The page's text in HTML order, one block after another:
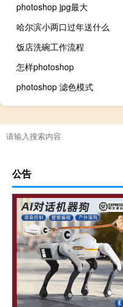
photoshop jpg最大
哈尔滨小两口过年送什么
饭店洗碗工作流程
怎样photoshop
photoshop 滤色模式
公告